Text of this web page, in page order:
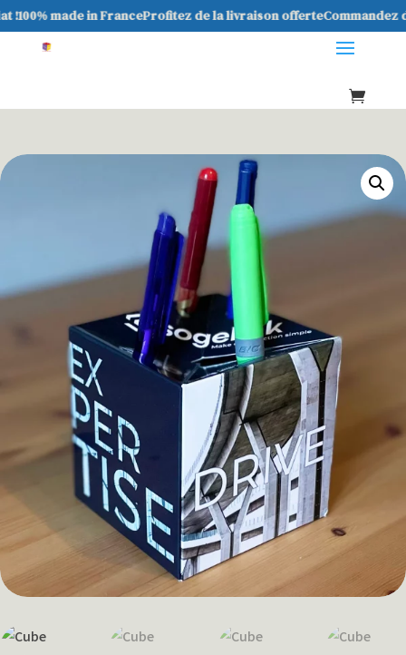
!100% made in FranceProfitez de la livraison offerteCommandez
